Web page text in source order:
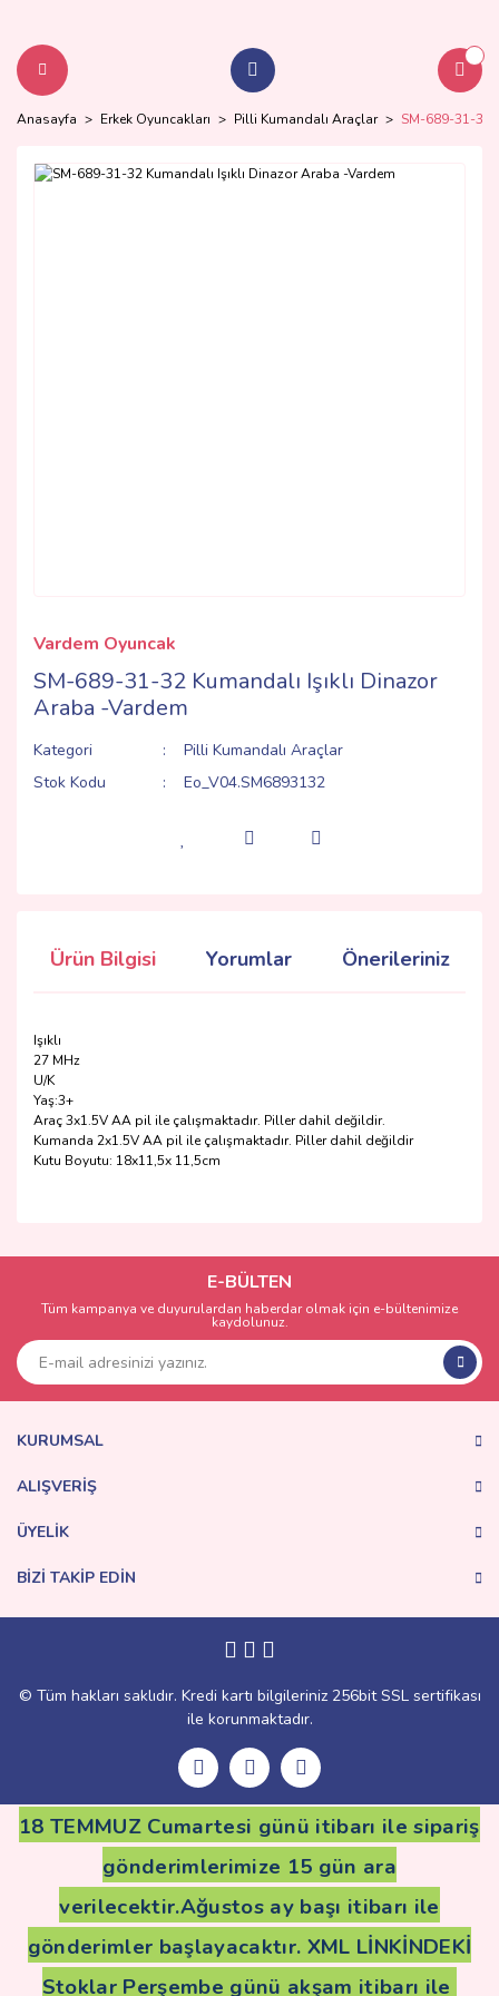
Anasayfa Erkek Oyuncakları Pilli Kumandalı Araçlar SM-689-31-32
Vardem Oyuncak
SM-689-31-32 Kumandalı Işıklı Dinazor
Araba -Vardem
Kategori
Pilli Kumandalı Araçlar
Stok Kodu
Eo_V04.SM6893132
Ürün Bilgisi Yorumlar Önerileriniz
Işıklı
27 MHz
U/K
Yaş:3+
Araç 3x1.5V AA pil ile çalışmaktadır. Piller dahil değildir.
Kumanda 2x1.5V AA pil ile çalışmaktadır. Piller dahil değildir
Kutu Boyutu: 18x11,5x 11,5cm
Yorum Yaz
kullanarak tarafımıza iletebilirsiniz.
Görüş ve önerileriniz için teşekkür ederiz.
Ürün açıklamasında eksik bilgiler bulunuyor.
Ürün bilgilerinde hatalar bulunuyor.
E-BÜLTEN
Tüm kampanya ve duyurulardan haberdar olmak için e-bültenimize
kaydolunuz.
KURUMSAL
ALIŞVERİŞ
ÜYELİK
BİZİ TAKİP EDİN
© Tüm hakları saklıdır. Kredi kartı bilgileriniz 256bit SSL sertifikası
ile korunmaktadır.
18 TEMMUZ Cumartesi günü itibarı ile sipariş
gönderimlerimize 15 gün ara
verilecektir.Ağustos ay başı itibarı ile
gönderimler başlayacaktır. XML LİNKİNDEKİ
Stoklar Perşembe günü akşam itibarı ile